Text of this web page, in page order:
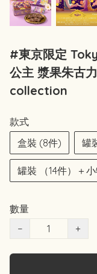
#東京限定
公主 漿果朱古
collection
款式
盒裝 (8件)
罐
罐裝 （14件）＋
數量
−
+